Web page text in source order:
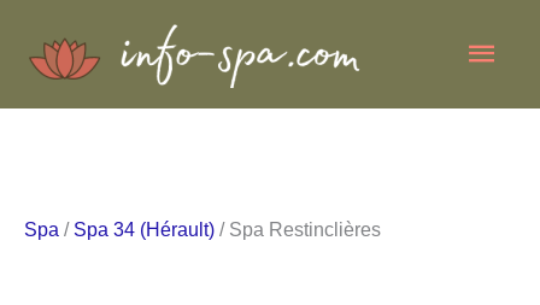
Spa / Spa 34 (Hérault) / Spa Restinclières